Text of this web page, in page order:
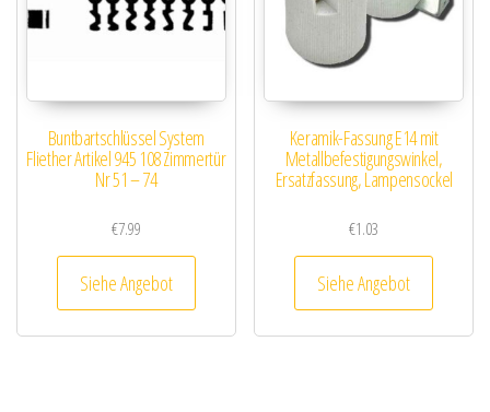
Buntbartschlüssel System
Fliether Artikel 945 108 Zimmertür
Nr 51 – 74
€7.99
Siehe Angebot
Keramik-Fassung E14 mit
Metallbefestigungswinkel,
Ersatzfassung, Lampensockel
€1.03
Siehe Angebot